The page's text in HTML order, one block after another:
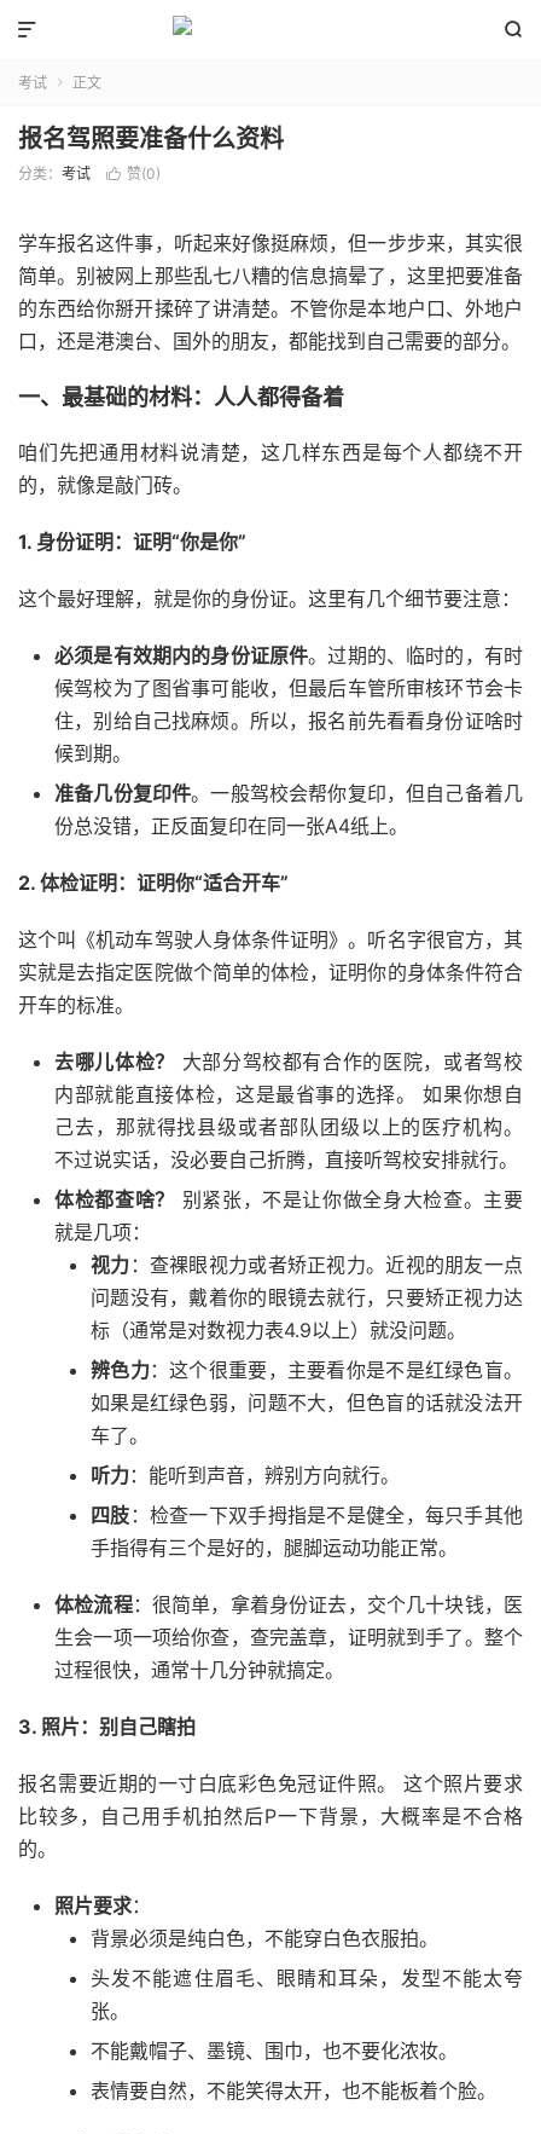


考试  正文
报名驾照要准备什么资料
分类： 考试  赞(0)
学车报名这件事，听起来好像挺麻烦，但一步步来，其实很
简单。别被网上那些乱七八糟的信息搞晕了，这里把要准备
的东西给你掰开揉碎了讲清楚。不管你是本地户口、外地户
口，还是港澳台、国外的朋友，都能找到自己需要的部分。
一、最基础的材料：人人都得备着
咱们先把通用材料说清楚，这几样东西是每个人都绕不开
的，就像是敲门砖。
1. 身份证明：证明“你是你”
这个最好理解，就是你的身份证。这里有几个细节要注意：
必须是有效期内的身份证原件。过期的、临时的，有时
候驾校为了图省事可能收，但最后车管所审核环节会卡
住，别给自己找麻烦。所以，报名前先看看身份证啥时
候到期。
准备几份复印件。一般驾校会帮你复印，但自己备着几
份总没错，正反面复印在同一张A4纸上。
2. 体检证明：证明你“适合开车”
这个叫《机动车驾驶人身体条件证明》。听名字很官方，其
实就是去指定医院做个简单的体检，证明你的身体条件符合
开车的标准。
去哪儿体检？
大部分驾校都有合作的医院，或者驾校
内部就能直接体检，这是最省事的选择。 如果你想自
己去，那就得找县级或者部队团级以上的医疗机构。
不过说实话，没必要自己折腾，直接听驾校安排就行。
体检都查啥？
别紧张，不是让你做全身大检查。主要
就是几项：
视力 ：查裸眼视力或者矫正视力。近视的朋友一点
问题没有，戴着你的眼镜去就行，只要矫正视力达
标（通常是对数视力表4.9以上）就没问题。
辨色力：这个很重要，主要看你是不是红绿色盲。
如果是红绿色弱，问题不大，但色盲的话就没法开
车了。
听力：能听到声音，辨别方向就行。
四肢 ：检查一下双手拇指是不是健全，每只手其他
手指得有三个是好的，腿脚运动功能正常。
体检流程：很简单，拿着身份证去，交个几十块钱，医
生会一项一项给你查，查完盖章，证明就到手了。整个
过程很快，通常十几分钟就搞定。
3. 照片：别自己瞎拍
报名需要近期的一寸白底彩色免冠证件照。 这个照片要求
比较多，自己用手机拍然后P一下背景，大概率是不合格
的。
照片要求：
背景必须是纯白色，不能穿白色衣服拍。
头发不能遮住眉毛、眼睛和耳朵，发型不能太夸
张。
不能戴帽子、墨镜、围巾，也不要化浓妆。
表情要自然，不能笑得太开，也不能板着个脸。